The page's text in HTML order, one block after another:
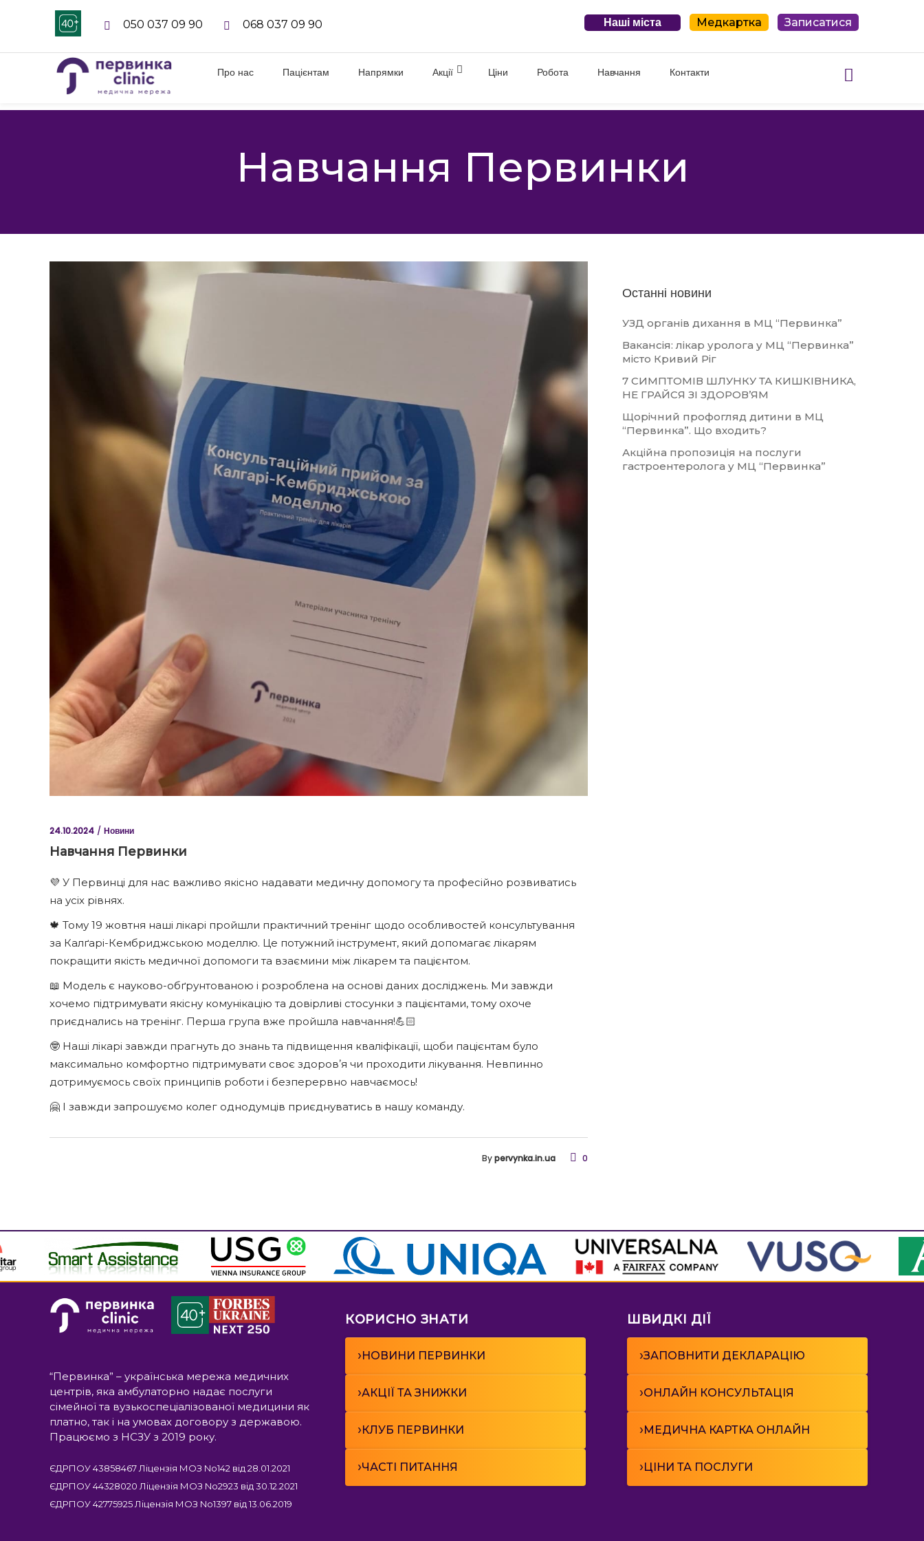
050 037 09 90 068 037 09 90 Наші міста Медкартка Записатися
Про нас Пацієнтам Напрямки Акції Ціни Робота Навчання Контакти
Навчання Первинки
24.10.2024 Новини
Навчання Первинки
💜 У Первинці для нас важливо якісно надавати медичну допомогу та професійно розвиватись
на усіх рівнях.
🍁 Тому 19 жовтня наші лікарі пройшли практичний тренінг щодо особливостей консультування
за Калґарі-Кембриджською моделлю. Це потужний інструмент, який допомагає лікарям
покращити якість медичної допомоги та взаємини між лікарем та пацієнтом.
📖 Модель є науково-обґрунтованою і розроблена на основі даних досліджень. Ми завжди
хочемо підтримувати якісну комунікацію та довірливі стосунки з пацієнтами, тому охоче
приєднались на тренінг. Перша група вже пройшла навчання!💪🏻
🤓 Наші лікарі завжди прагнуть до знань та підвищення кваліфікації, щоби пацієнтам було
максимально комфортно підтримувати своє здоровʼя чи проходити лікування. Невпинно
дотримуємось своїх принципів роботи і безперервно навчаємось!
🤗 І завжди запрошуємо колег однодумців приєднуватись в нашу команду.
Bypervynka.in.ua 0
Останні новини
УЗД органів дихання в МЦ “Первинка”
Вакансія: лікар уролога у МЦ “Первинка”
місто Кривий Ріг
7 СИМПТОМІВ ШЛУНКУ ТА КИШКІВНИКА,
НЕ ГРАЙСЯ ЗІ ЗДОРОВ’ЯМ
Щорічний профогляд дитини в МЦ
“Первинка”. Що входить?
Акційна пропозиція на послуги
гастроентеролога у МЦ “Первинка”
“Первинка” – українська мережа медичних
центрів, яка амбулаторно надає послуги
сімейної та вузькоспеціалізованої медицини як
платно, так і на умовах договору з державою.
Працюємо з НСЗУ з 2019 року.
ЄДРПОУ 43858467 Ліцензія МОЗ No142 від 28.01.2021
ЄДРПОУ 44328020 Ліцензія МОЗ No2923 від 30.12.2021
ЄДРПОУ 42775925 Ліцензія МОЗ No1397 від 13.06.2019
КОРИСНО ЗНАТИ
›НОВИНИ ПЕРВИНКИ
›АКЦІЇ ТА ЗНИЖКИ
›КЛУБ ПЕРВИНКИ
›ЧАСТІ ПИТАННЯ
ШВИДКІ ДІЇ
›ЗАПОВНИТИ ДЕКЛАРАЦІЮ
›ОНЛАЙН КОНСУЛЬТАЦІЯ
›МЕДИЧНА КАРТКА ОНЛАЙН
›ЦІНИ ТА ПОСЛУГИ